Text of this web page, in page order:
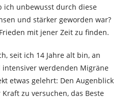
ich unbewusst durch diese
und stärker geworden war?
mit jener Zeit zu finden.
seit ich 14 Jahre alt bin, an
werdenden Migräne
etwas gelehrt: Den Augenblick
zu versuchen, das Beste